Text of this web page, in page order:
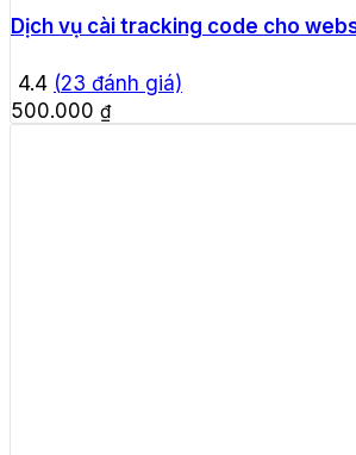
Dịch vụ cài tracking code cho
4.4 (23 đánh giá)
500.000 ₫